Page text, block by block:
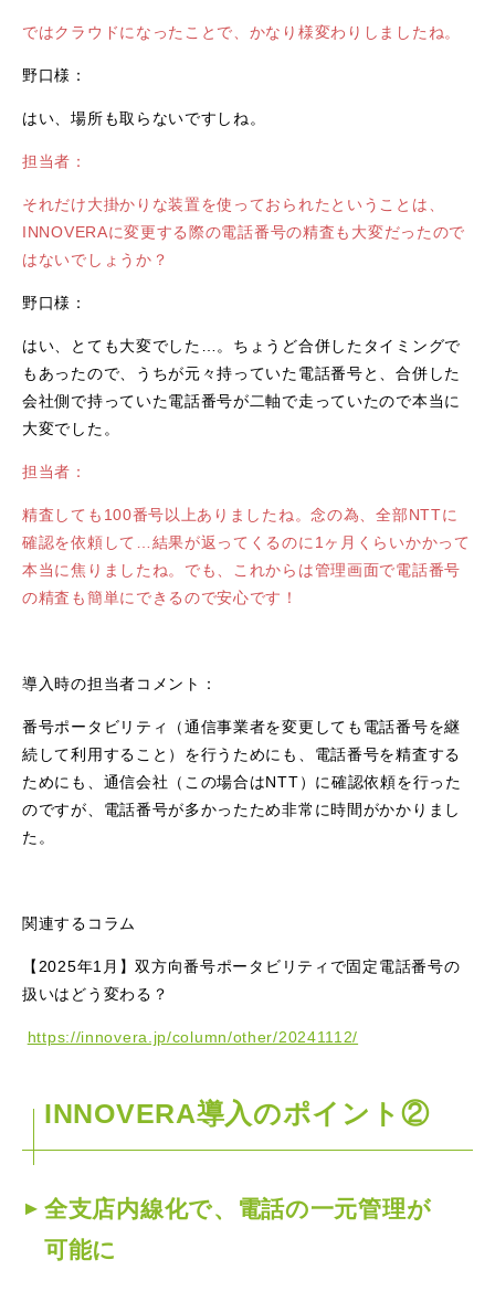
ではクラウドになったことで、かなり様変わりしましたね。
野口様：
はい、場所も取らないですしね。
担当者：
それだけ大掛かりな装置を使っておられたということは、
INNOVERAに変更する際の電話番号の精査も大変だったので
はないでしょうか？
野口様：
はい、とても大変でした…。ちょうど合併したタイミングで
もあったので、うちが元々持っていた電話番号と、合併した
会社側で持っていた電話番号が二軸で走っていたので本当に
大変でした。
担当者：
精査しても100番号以上ありましたね。念の為、全部NTTに
確認を依頼して…結果が返ってくるのに1ヶ月くらいかかって
本当に焦りましたね。でも、これからは管理画面で電話番号
の精査も簡単にできるので安心です！
導入時の担当者コメント：
番号ポータビリティ（通信事業者を変更しても電話番号を継
続して利用すること）を行うためにも、電話番号を精査する
ためにも、通信会社（この場合はNTT）に確認依頼を行った
のですが、電話番号が多かったため非常に時間がかかりまし
た。
関連するコラム
【2025年1月】双方向番号ポータビリティで固定電話番号の
扱いはどう変わる？
https://innovera.jp/column/other/20241112/
INNOVERA導入のポイント②
全支店内線化で、電話の一元管理が
可能に